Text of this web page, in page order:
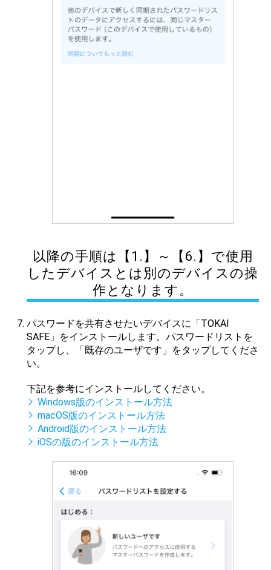
以降の手順は【1.】～【6.】で使用
したデバイスとは別のデバイスの操
作となります。
パスワードを共有させたいデバイスに「TOKAI
SAFE」をインストールします。パスワードリストを
タップし、「既存のユーザです」をタップしてくださ
い。
下記を参考にインストールしてください。
Windows版のインストール方法
macOS版のインストール方法
Android版のインストール方法
iOSの版のインストール方法